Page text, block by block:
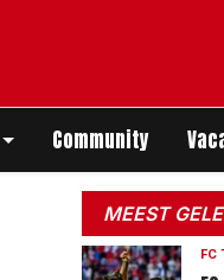
Community
MEEST
FC